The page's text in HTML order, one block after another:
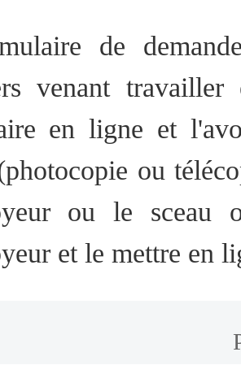
de
venant
en ligne et
ou
ou le sceau
et le mettre en
comprend le